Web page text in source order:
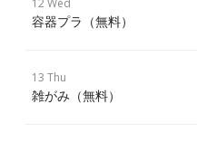
12 Wed
容器プラ（無料）
13 Thu
雑がみ（無料）